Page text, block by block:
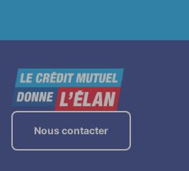
Nous contacter